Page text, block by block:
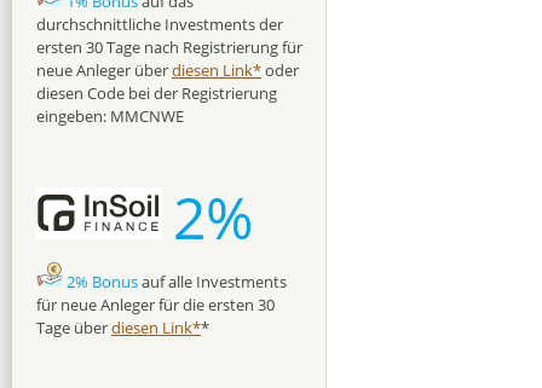
durchschnittliche Investments der
ersten 30 Tage nach Registrierung für
neue Anleger überdiesen Link*oder
diesen Code bei der Registrierung
eingeben: MMCNWE
2%
2% Bonusauf alle Investments
für neue Anleger für die ersten 30
Tage überdiesen Link**